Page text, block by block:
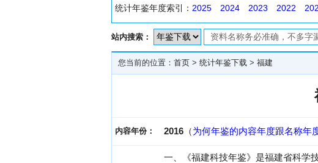
统计年鉴年度索引： 2025 2024 2023 2022
站内搜索：
您当前的位置： 首页 > 统计年鉴下载 > 福建
内容年份： 2016 （为何年鉴的内容年度跟名称年
一、《福建科技年鉴》是福建省科学